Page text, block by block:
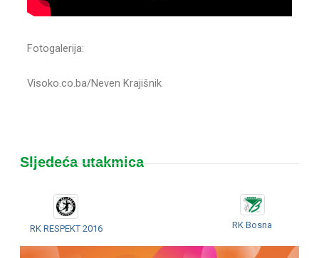
Fotogalerija:
Visoko.co.ba/Neven Krajišnik
Sljedeća utakmica
RK RESPEKT 2016 RK Bosna